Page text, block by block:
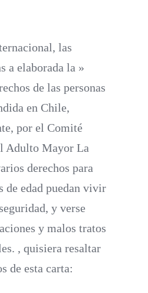
las
a elaborada la »
de las personas
en Chile,
por el Comité
Adulto Mayor La
derechos para
de edad puedan vivir
y verse
y malos tratos
, quisiera resaltar
de esta carta: